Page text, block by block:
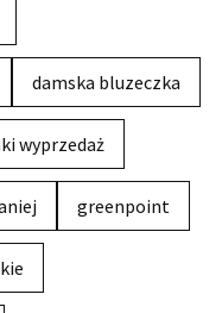
damska bluzeczka
wyprzedaż
greenpoint